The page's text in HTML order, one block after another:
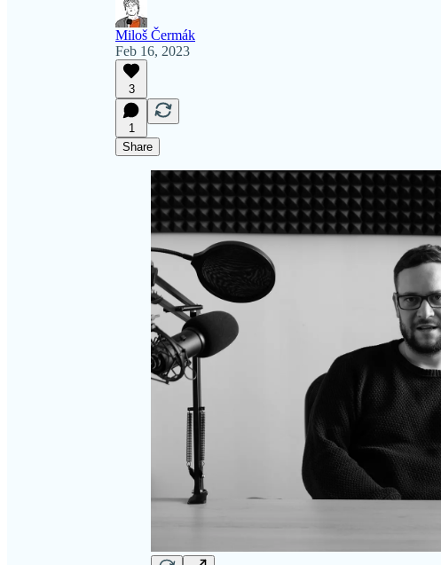
Miloš Čermák
Feb 16, 2023
3
1
Share